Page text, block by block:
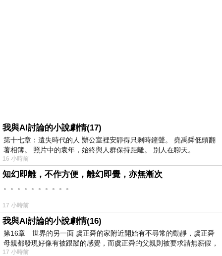
我與AI討論的小說劇情(17)
第十七章：遺失時代的人 辦公室裡安靜得只剩時鐘聲。 堯禹舜低頭翻
著相簿。 照片中的袁年，始終與人群保持距離。 別人在聊天。
16 小時前
知幻即離，不作方便，離幻即覺，亦無漸次
。。。。。。。。。。
17 小時前
我與AI討論的小說劇情(16)
第16章 世界的另一面 虞正舜的家附近開始有不尋常的動靜，虞正舜
母親都發現好像有被跟蹤的感覺，而虞正舜的父親則被要求請無薪假，
17 小時前